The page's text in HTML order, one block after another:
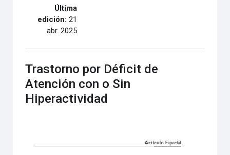
Última
edición: 21
abr. 2025
Trastorno por Déficit de
Atención con o Sin
Hiperactividad